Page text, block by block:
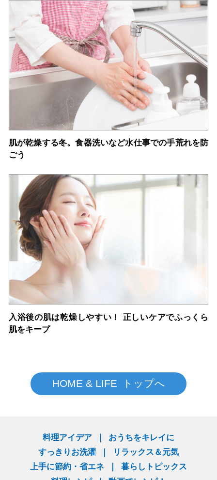
肌が乾燥する冬。食器洗いなど水仕事での手荒れを防
ごう
入浴後の肌は乾燥しやすい！ 正しいケアでふっくら
肌をキープ
HOME & LIFE トップへ
料理アイデア
おうちをキレイに
すっきりお洗濯
リラックス＆元気
上手に節約・省エネ
暮らしトピックス